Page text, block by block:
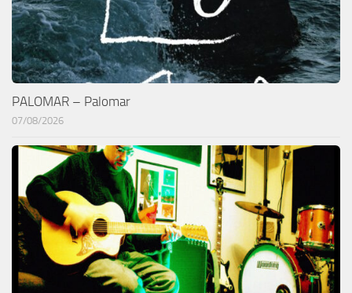
PALOMAR – Palomar
07/08/2026